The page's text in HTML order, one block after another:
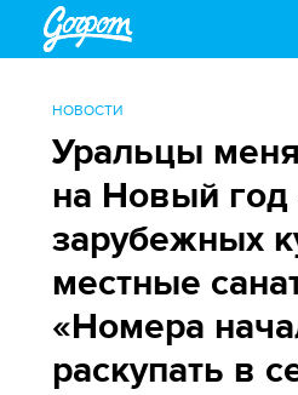
НОВОСТИ
Уральцы
на Новый
зарубежных
местные
«Номера
раскупать в